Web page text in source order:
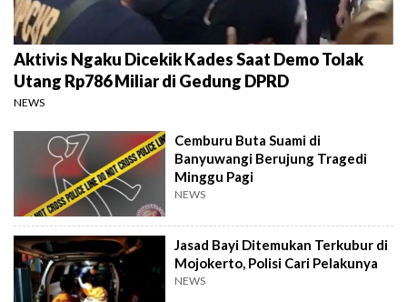
Aktivis Ngaku Dicekik Kades Saat Demo Tolak
Utang Rp786 Miliar di Gedung DPRD
NEWS
Cemburu Buta Suami di
Banyuwangi Berujung Tragedi
Minggu Pagi
NEWS
Jasad Bayi Ditemukan Terkubur di
Mojokerto, Polisi Cari Pelakunya
NEWS